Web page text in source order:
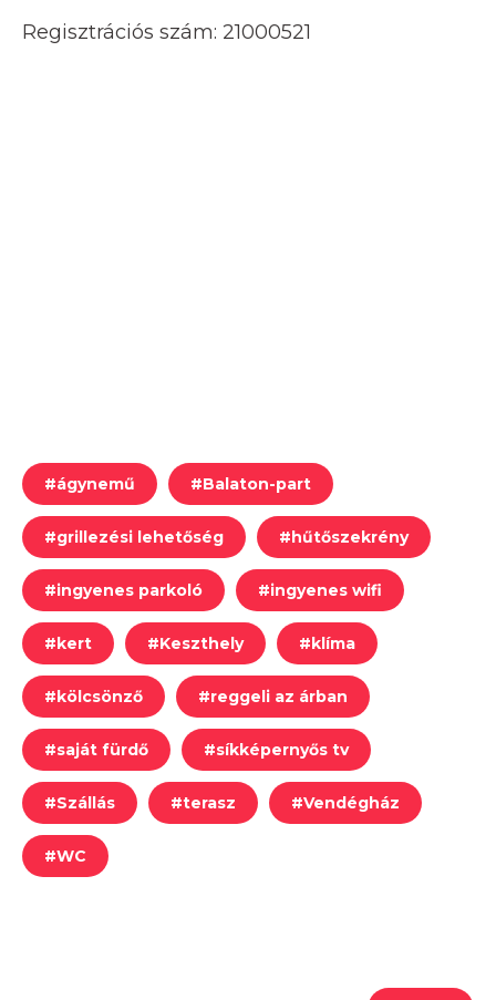
Regisztrációs szám: 21000521
#ágynemű #Balaton-part
#grillezési lehetőség # hűtőszekrény
#ingyenes parkoló #ingyenes wifi
# kert #Keszthely # klíma
# kölcsönző #reggeli az árban
#saját fürdő #síkképernyős tv
#Szállás #terasz #Vendégház
#WC